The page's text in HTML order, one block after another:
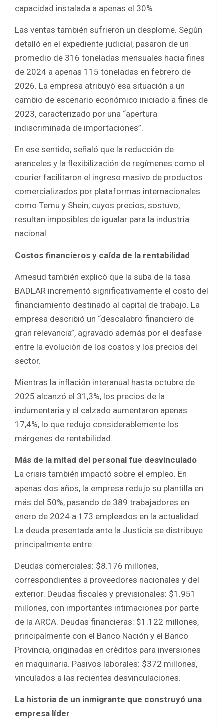
capacidad instalada a apenas el 30%.
Las ventas también sufrieron un desplome. Según
detalló en el expediente judicial, pasaron de un
promedio de 316 toneladas mensuales hacia fines
de 2024 a apenas 115 toneladas en febrero de
2026. La empresa atribuyó esa situación a un
cambio de escenario económico iniciado a fines de
2023, caracterizado por una “apertura
indiscriminada de importaciones”.
En ese sentido, señaló que la reducción de
aranceles y la flexibilización de regímenes como el
courier facilitaron el ingreso masivo de productos
comercializados por plataformas internacionales
como Temu y Shein, cuyos precios, sostuvo,
resultan imposibles de igualar para la industria
nacional.
Costos financieros y caída de la rentabilidad
Amesud también explicó que la suba de la tasa
BADLAR incrementó significativamente el costo del
financiamiento destinado al capital de trabajo. La
empresa describió un “descalabro financiero de
gran relevancia”, agravado además por el desfase
entre la evolución de los costos y los precios del
sector.
Mientras la inflación interanual hasta octubre de
2025 alcanzó el 31,3%, los precios de la
indumentaria y el calzado aumentaron apenas
17,4%, lo que redujo considerablemente los
márgenes de rentabilidad.
Más de la mitad del personal fue desvinculado
La crisis también impactó sobre el empleo. En
apenas dos años, la empresa redujo su plantilla en
más del 50%, pasando de 389 trabajadores en
enero de 2024 a 173 empleados en la actualidad.
La deuda presentada ante la Justicia se distribuye
principalmente entre:
Deudas comerciales: $8.176 millones,
correspondientes a proveedores nacionales y del
exterior. Deudas fiscales y previsionales: $1.951
millones, con importantes intimaciones por parte
de la ARCA. Deudas financieras: $1.122 millones,
principalmente con el Banco Nación y el Banco
Provincia, originadas en créditos para inversiones
en maquinaria. Pasivos laborales: $372 millones,
vinculados a las recientes desvinculaciones.
La historia de un inmigrante que construyó una
empresa líder